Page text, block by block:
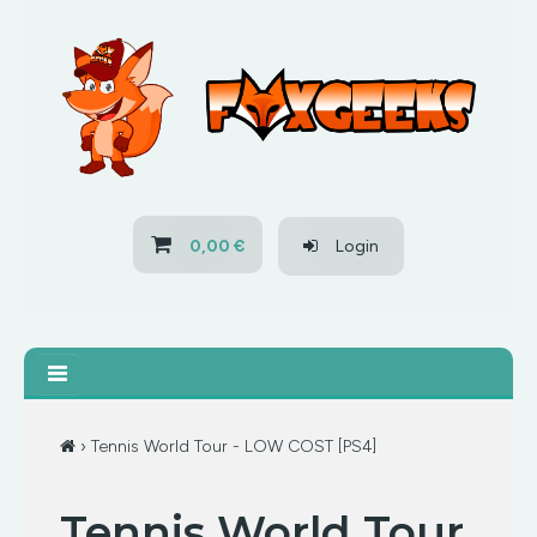
0,00 € Login
HOME
OFERTAS
XBOX ONE
› Tennis World Tour - LOW COST [PS4]